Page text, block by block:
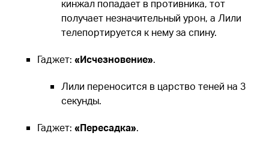
кинжал попадает в противника, тот
получает незначительный урон, а Лили
телепортируется к нему за спину.
Гаджет:«Исчезновение».
Лили переносится в царство теней на 3
секунды.
Гаджет:«Пересадка».